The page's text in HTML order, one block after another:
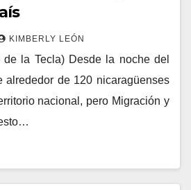
KIMBERLY LEÓN
de la Tecla) Desde la noche del
alrededor de 120 nicaragüenses
nacional, pero Migración y